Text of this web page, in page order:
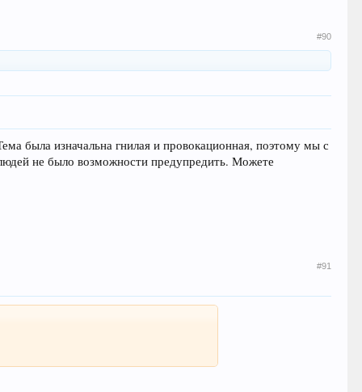
#90
была изначальна гнилая и провокационная, поэтому мы с
не было возможности предупредить. Можете
#91